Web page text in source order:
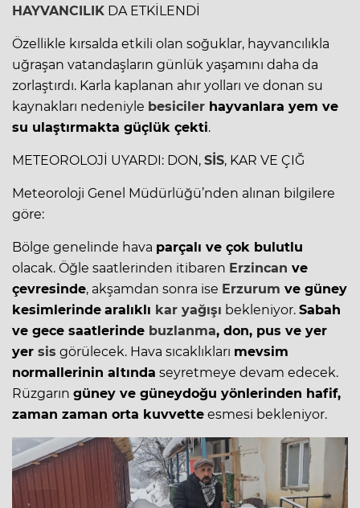
HAYVANCILIK DA ETKİLENDİ
Özellikle kırsalda etkili olan soğuklar, hayvancılıkla
uğraşan vatandaşların günlük yaşamını daha da
zorlaştırdı. Karla kaplanan ahır yolları ve donan su
kaynakları nedeniyle besiciler hayvanlara yem ve
su ulaştırmakta güçlük çekti.
METEOROLOJİ UYARDI: DON, SİS, KAR VE ÇIĞ
Meteoroloji Genel Müdürlüğü’nden alınan bilgilere
göre:
Bölge genelinde hava parçalı ve çok bulutlu
olacak. Öğle saatlerinden itibaren Erzincan ve
çevresinde, akşamdan sonra ise Erzurum ve güney
kesimlerinde aralıklı kar yağışı bekleniyor. Sabah
ve gece saatlerinde buzlanma, don, pus ve yer
yer sis görülecek. Hava sıcaklıkları mevsim
normallerinin altında seyretmeye devam edecek.
Rüzgarın güney ve güneydoğu yönlerinden hafif,
zaman zaman orta kuvvette esmesi bekleniyor.